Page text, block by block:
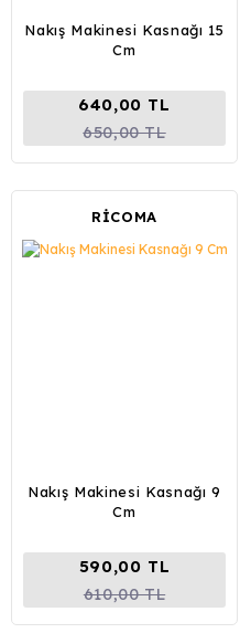
Nakış Makinesi Kasnağı 15
Cm
640,00 TL
650,00 TL
RİCOMA
Nakış Makinesi Kasnağı 9
Cm
590,00 TL
610,00 TL